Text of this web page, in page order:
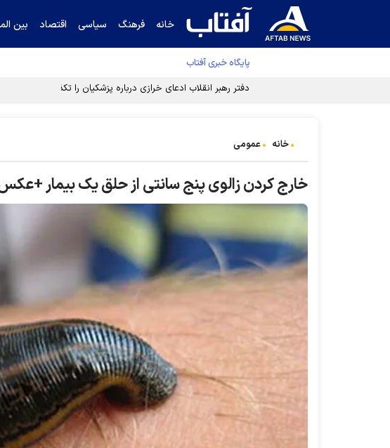
خانه فرهنگ سیاسی اقتصاد بین
پایگاه خبری آفتاب
دفتر رهبر انقلاب ادعای خرازی درباره پزشکیان را تکذیب کرد
خانه عمومی
خارج کردن زالوی پنج سانتی از حلق یک بیمار